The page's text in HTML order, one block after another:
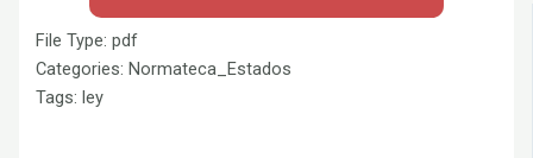
File Type:pdf
Categories:Normateca_Estados
Tags:ley